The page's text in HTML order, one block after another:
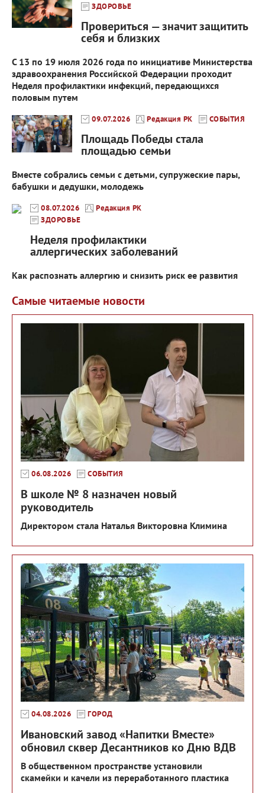
ЗДОРОВЬЕ
Провериться — значит защитить
себя и близких
С 13 по 19 июля 2026 года по инициативе Министерства
здравоохранения Российской Федерации проходит
Неделя профилактики инфекций, передающихся
половым путем
09.07.2026 Редакция РК СОБЫТИЯ
Площадь Победы стала
площадью семьи
Вместе собрались семьи с детьми, супружеские пары,
бабушки и дедушки, молодежь
08.07.2026
Редакция РК
ЗДОРОВЬЕ
Неделя профилактики
аллергических заболеваний
Как распознать аллергию и снизить риск ее развития
Самые читаемые новости
06.08.2026 СОБЫТИЯ
В школе № 8 назначен новый
руководитель
Директором стала Наталья Викторовна Климина
04.08.2026 ГОРОД
Ивановский завод «Напитки Вместе»
обновил сквер Десантников ко Дню ВДВ
В общественном пространстве установили
скамейки и качели из переработанного пластика